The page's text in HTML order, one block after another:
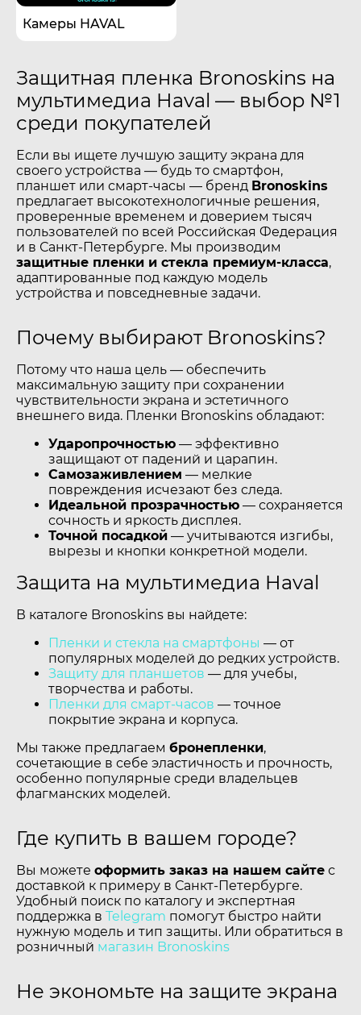
Камеры HAVAL
Защитная пленка Bronoskins на
мультимедиа Haval — выбор №1
среди покупателей
Если вы ищете лучшую защиту экрана для
своего устройства — будь то смартфон,
планшет или смарт-часы — бренд Bronoskins
предлагает высокотехнологичные решения,
проверенные временем и доверием тысяч
пользователей по всей Российская Федерация
и в Санкт-Петербурге. Мы производим
защитные пленки и стекла премиум-класса,
адаптированные под каждую модель
устройства и повседневные задачи.
Почему выбирают Bronoskins?
Потому что наша цель — обеспечить
максимальную защиту при сохранении
чувствительности экрана и эстетичного
внешнего вида. Пленки Bronoskins обладают:
Ударопрочностью — эффективно
защищают от падений и царапин.
Самозаживлением — мелкие
повреждения исчезают без следа.
Идеальной прозрачностью — сохраняется
сочность и яркость дисплея.
Точной посадкой — учитываются изгибы,
вырезы и кнопки конкретной модели.
Защита на мультимедиа Haval
В каталоге Bronoskins вы найдете:
Пленки и стекла на смартфоны — от
популярных моделей до редких устройств.
Защиту для планшетов — для учебы,
творчества и работы.
Пленки для смарт-часов — точное
покрытие экрана и корпуса.
Мы также предлагаем бронепленки,
сочетающие в себе эластичность и прочность,
особенно популярные среди владельцев
флагманских моделей.
Где купить в вашем городе?
Вы можете оформить заказ на нашем сайте с
доставкой к примеру в Санкт-Петербурге.
Удобный поиск по каталогу и экспертная
поддержка в Telegram помогут быстро найти
нужную модель и тип защиты. Или обратиться в
розничный магазин Bronoskins
Не экономьте на защите экрана